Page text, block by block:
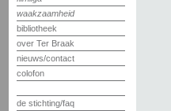
waakzaamheid
bibliotheek
over Ter Braak
nieuws/contact
colofon
de stichting/faq